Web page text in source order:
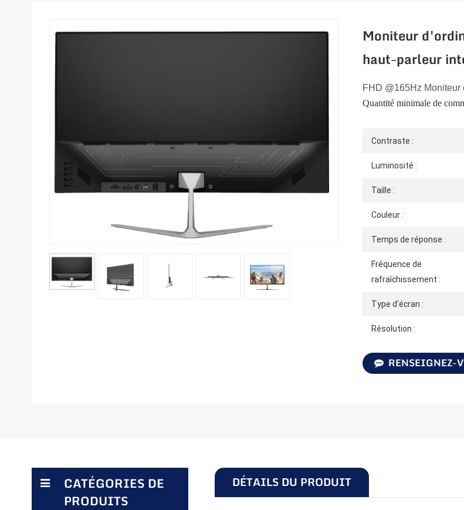
Moniteur
haut-parleur
FHD @165Hz Moniteur
Quantité minimale de
Contraste :
Luminosité :
Taille :
Couleur :
Temps de réponse :
Fréquence de
rafraîchissement :
Type d'écran :
Résolution :
RENSEIGNEZ-
DÉTAILS DU PRODUIT
CATÉGORIES DE
PRODUITS